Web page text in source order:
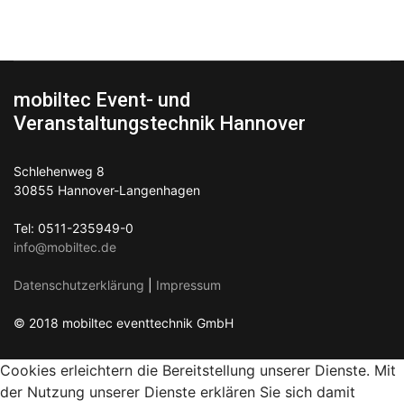
mobiltec Event- und
Veranstaltungstechnik Hannover
Schlehenweg 8
30855 Hannover-Langenhagen
Tel: 0511-235949-0
info@mobiltec.de
Datenschutzerklärung Impressum
© 2018 mobiltec eventtechnik GmbH
Cookies erleichtern die Bereitstellung unserer Dienste. Mit
der Nutzung unserer Dienste erklären Sie sich damit